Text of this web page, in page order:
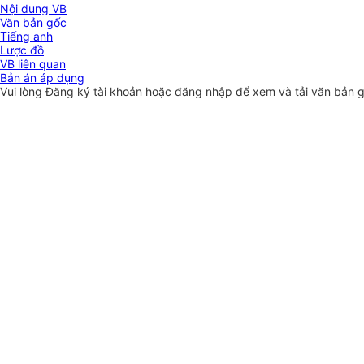
Nội dung VB
Văn bản gốc
Tiếng anh
Lược đồ
VB liên quan
Bản án áp dụng
Vui lòngĐăng ký tài khoản hoặc đăng nhập để xem và tải văn bản